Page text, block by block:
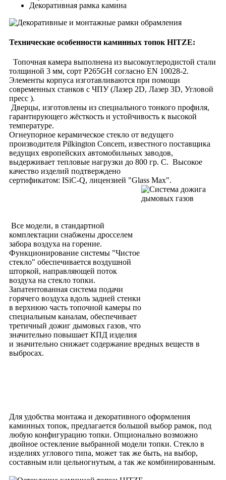
Декоративная рамка камина
Технические особенности каминных топок HITZE:
Топочная камера выполнена из высокоуглеродистой стали
толщиной 3 мм, сорт P265GH согласно EN 10028-2.
Элементы корпуса изготавливаются при помощи
современных станков с ЧПУ (Лазер 2D, Лазер 3D, Угловой
пресс ).
Дверцы, изготовлены из специального тонкого профиля,
гарантирующего жёсткость и устойчивость к высокой
температуре.
Огнеупорное керамическое стекло от ведущего
производителя Pilkington Concern, известного поставщика
ведущих европейских автомобильных заводов,
выдерживает тепловые нагрузки до 800 гр. С. Высокое
качество изделий подтверждено
сертификатом: ISiC-Q, лицензией "Glass Max".
Все модели, в стандартной
комплектации снабжены дросселем
забора воздуха на горение.
Функционирование системы "Чистое
стекло" обеспечивается воздушной
шторкой, направляющей поток
воздуха на стекло топки.
Запатентованная система подачи
горячего воздуха вдоль задней стенки
в верхнюю часть топочной камеры по
специальным каналам, обеспечивает
третичный дожиг дымовых газов, что
значительно повышает КПД изделия
и значительно снижает содержание вредных веществ в
выбросах.
Для удобства монтажа и декоративного оформления
каминных топок, предлагается большой выбор рамок, под
любую конфигурацию топки. Опционально возможно
двойное остекление выбранной модели топки. Стекло в
изделиях углового типа, может так же быть, на выбор,
составным или цельногнутым, а так же комбинированным.